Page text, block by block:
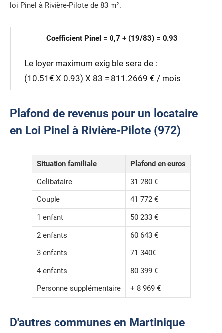
loi Pinel à Rivière-Pilote de 83 m².
Coefficient Pinel = 0,7 + (19/83) = 0.93
Le loyer maximum exigible sera de :
(10.51€ X 0.93) X 83 = 811.2669 € / mois
Plafond de revenus pour un locataire
en Loi Pinel à Rivière-Pilote (972)
Situation familiale
Plafond en euros
Celibataire
31 280 €
Couple
41 772 €
1 enfant
50 233 €
2 enfants
60 643 €
3 enfants
71 340€
4 enfants
80 399 €
Personne supplémentaire
+ 8 969 €
D'autres communes en Martinique